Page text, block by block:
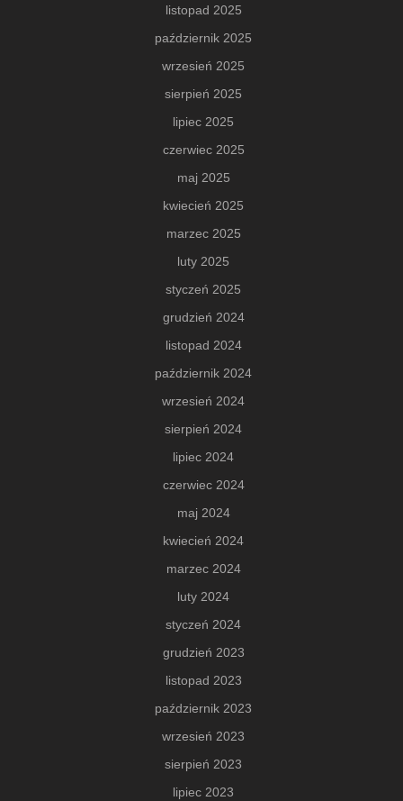
listopad 2025
październik 2025
wrzesień 2025
sierpień 2025
lipiec 2025
czerwiec 2025
maj 2025
kwiecień 2025
marzec 2025
luty 2025
styczeń 2025
grudzień 2024
listopad 2024
październik 2024
wrzesień 2024
sierpień 2024
lipiec 2024
czerwiec 2024
maj 2024
kwiecień 2024
marzec 2024
luty 2024
styczeń 2024
grudzień 2023
listopad 2023
październik 2023
wrzesień 2023
sierpień 2023
lipiec 2023